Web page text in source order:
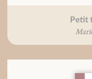
Petit